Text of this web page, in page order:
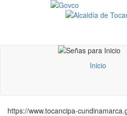
Inicio
https://www.tocancipa-